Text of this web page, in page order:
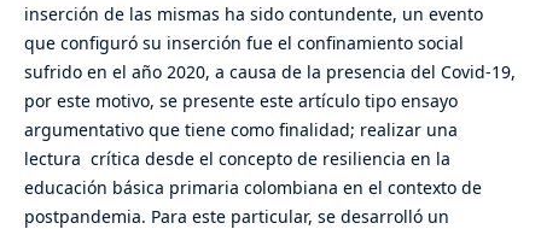
inserción de las mismas ha sido contundente, un evento
que configuró su inserción fue el confinamiento social
sufrido en el año 2020, a causa de la presencia del Covid-19,
por este motivo, se presente este artículo tipo ensayo
argumentativo que tiene como finalidad; realizar una
lectura crítica desde el concepto de resiliencia en la
educación básica primaria colombiana en el contexto de
postpandemia. Para este particular, se desarrolló un